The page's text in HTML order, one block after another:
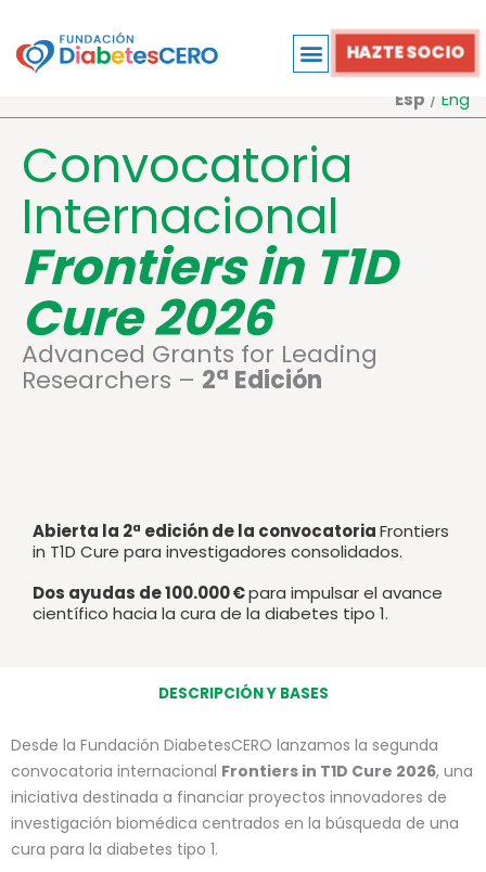
contenido
HAZTE SOCIO
Esp / Eng
Convocatoria
Internacional
Frontiers in T1D
Cure 2026
Advanced Grants for Leading
Researchers – 2a Edición
Abierta la 2ª edición de la convocatoriaFrontiers
in T1D Cure para investigadores consolidados.
Dos ayudas de 100.000 €para impulsar el avance
científico hacia la cura de la diabetes tipo 1.
DESCRIPCIÓN Y BASES
Desde la Fundación DiabetesCERO lanzamos la segunda
convocatoria internacional Frontiers in T1D Cure 2026, una
iniciativa destinada a financiar proyectos innovadores de
investigación biomédica centrados en la búsqueda de una
cura para la diabetes tipo 1.